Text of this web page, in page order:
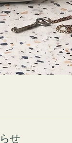
傘
ハンカチ・ソッ
クス
せ